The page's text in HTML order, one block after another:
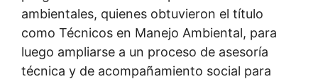
ambientales, quienes obtuvieron el título
como Técnicos en Manejo Ambiental, para
luego ampliarse a un proceso de asesoría
técnica y de acompañamiento social para